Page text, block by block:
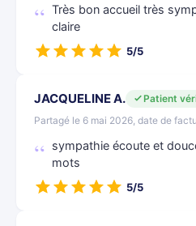
Très bon accueil très
claire
5/5
JACQUELINE A.
Patient
Partagé le 6 mai 2026, date de
sympathie écoute et
mots
5/5